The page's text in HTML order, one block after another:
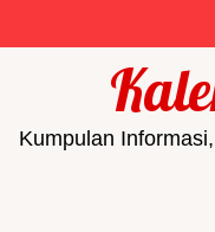
Kumpulan